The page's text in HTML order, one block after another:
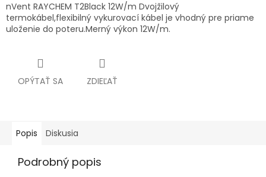
nVent RAYCHEM T2Black 12W/m Dvojžilový
termokábel,flexibilný vykurovací kábel je vhodný pre priame
uloženie do poteru.Merný výkon 12W/m.
OPÝTAŤ SA ZDIEĽAŤ
Popis Diskusia
Podrobný popis